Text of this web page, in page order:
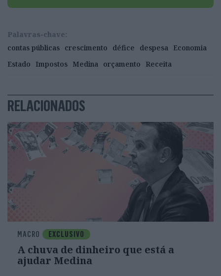
Palavras-chave:
contas públicas crescimento défice despesa Economia
Estado
Impostos Medina orçamento Receita
RELACIONADOS
MACRO EXCLUSIVO
A chuva de dinheiro que está a
ajudar Medina